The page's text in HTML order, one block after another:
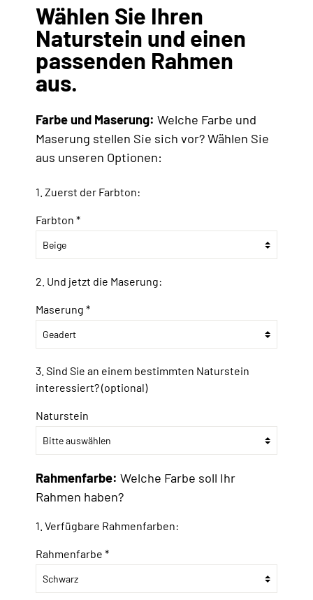
Wählen Sie Ihren
Naturstein und einen
passenden Rahmen
aus.
Farbe und Maserung: Welche Farbe und
Maserung stellen Sie sich vor? Wählen Sie
aus unseren Optionen:
1. Zuerst der Farbton:
Farbton *
2. Und jetzt die Maserung:
Maserung *
3. Sind Sie an einem bestimmten Naturstein
interessiert? (optional)
Naturstein
Rahmenfarbe: Welche Farbe soll Ihr
Rahmen haben?
1. Verfügbare Rahmenfarben:
Rahmenfarbe *